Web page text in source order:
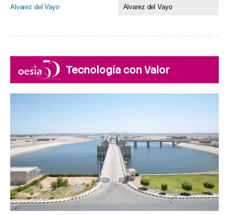
Alvarez del Vayo Alvarez del Vayo
Tecnología con Valor